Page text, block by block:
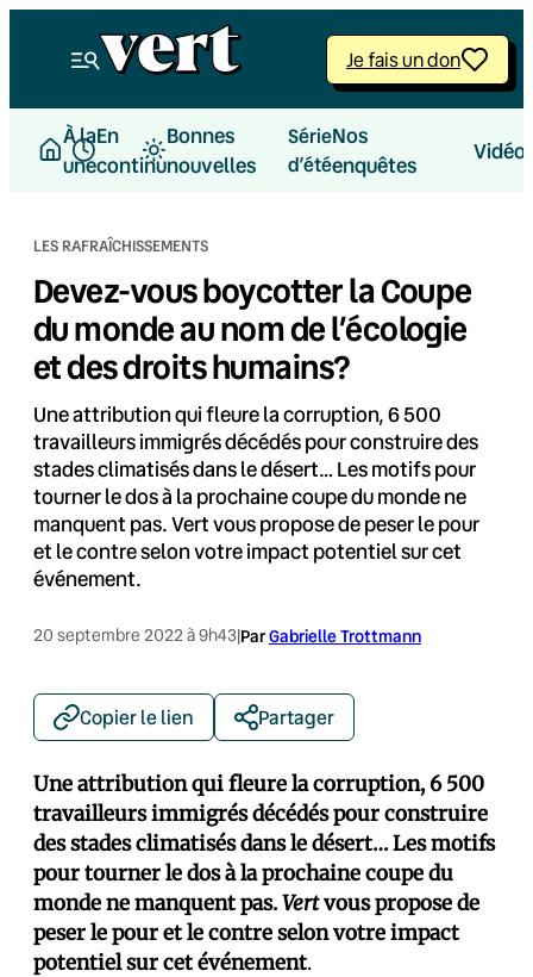
Je fais un don
À la
une
En
continu
Bonnes
nouvelles
Série
d’été
Nos
enquêtes
LES RAFRAÎCHISSEMENTS
Devez-vous boycotter la Coupe
du monde au nom de l’écologie
et des droits humains?
Une attribution qui fleure la corruption, 6 500
travailleurs immigrés décédés pour construire des
stades climatisés dans le désert… Les motifs pour
tourner le dos à la prochaine coupe du monde ne
manquent pas. Vert vous propose de peser le pour
et le contre selon votre impact potentiel sur cet
événement.
20 septembre 2022 à 9h43|ParGabrielle Trottmann
Copier le lien Partager
Une attribution qui fleure la corruption, 6 500
travailleurs immigrés décédés pour construire
des stades climatisés dans le désert…Les motifs
pour tourner le dos à la prochaine coupe du
monde ne manquent pas.Vertvous propose de
peser le pour et le contre selon votre impact
potentiel sur cet événement.